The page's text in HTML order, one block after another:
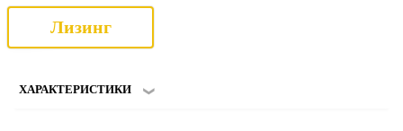
Лизинг
ХАРАКТЕРИСТИКИ